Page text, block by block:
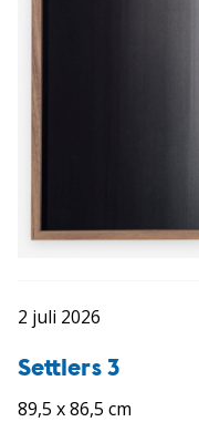
2 juli 2026
Settlers 3
89,5 x 86,5 cm